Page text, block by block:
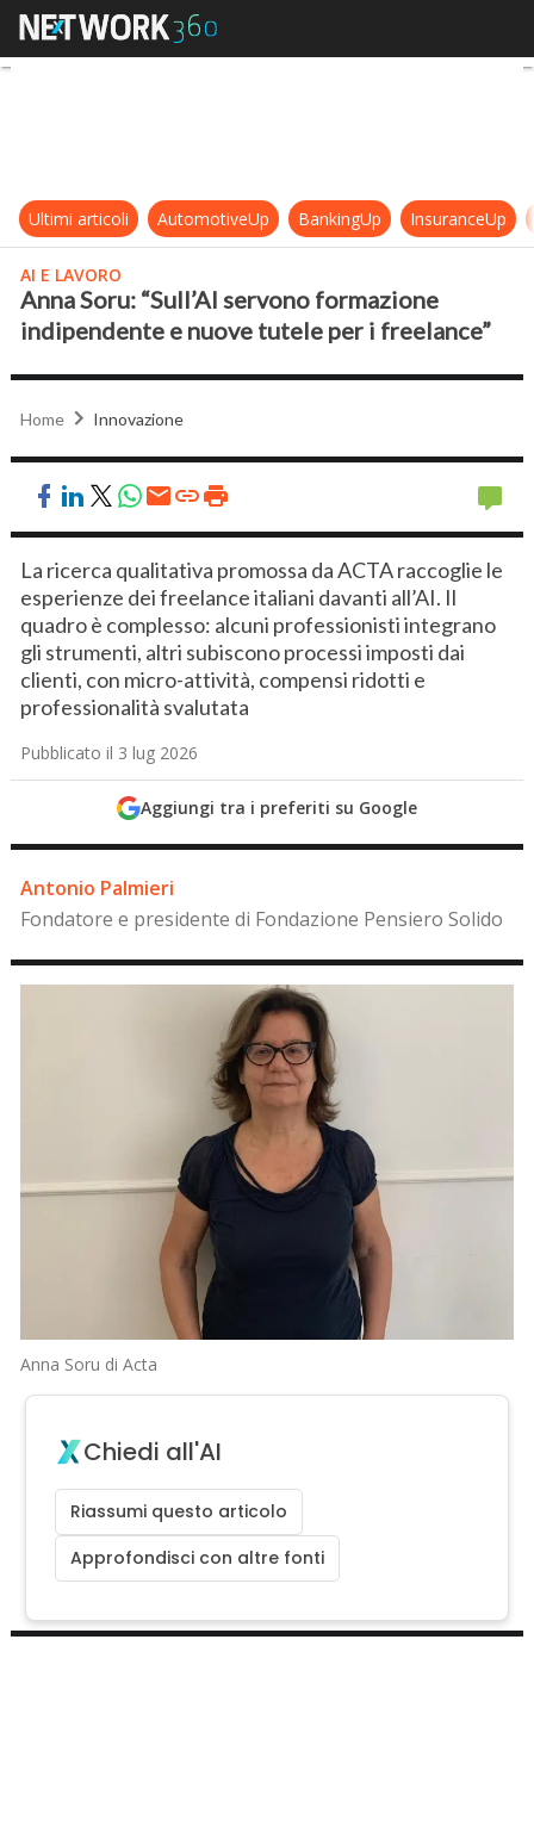
Anna Soru: “Sull’AI servono
Ultimi articoli AutomotiveUp BankingUp InsuranceUp
AI E LAVORO
Anna Soru: “Sull’AI servono formazione
indipendente e nuove tutele per i freelance”
Home Innovazione
La ricerca qualitativa promossa da ACTA raccoglie le
esperienze dei freelance italiani davanti all’AI. Il
quadro è complesso: alcuni professionisti integrano
gli strumenti, altri subiscono processi imposti dai
clienti, con micro-attività, compensi ridotti e
professionalità svalutata
Pubblicato il 3 lug 2026
Aggiungi tra i preferiti su Google
Antonio Palmieri
Fondatore e presidente di Fondazione Pensiero Solido
Anna Soru di Acta
Chiedi all'AI
Riassumi questo articolo
Approfondisci con altre fonti